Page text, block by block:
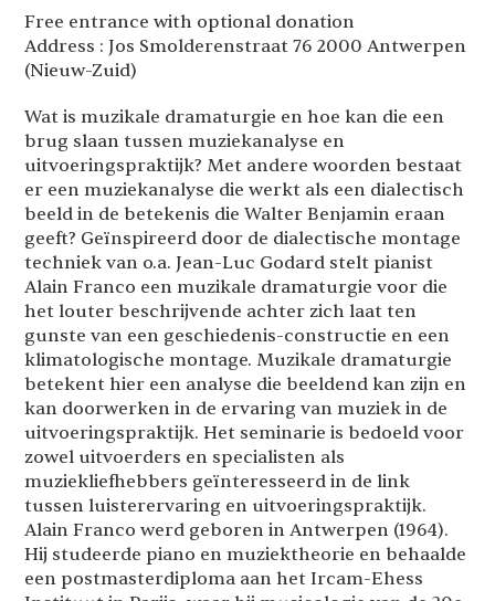
Free entrance with optional donation
Address : Jos Smolderenstraat 76 2000 Antwerpen
(Nieuw-Zuid)
Wat is muzikale dramaturgie en hoe kan die een
brug slaan tussen muziekanalyse en
uitvoeringspraktijk? Met andere woorden bestaat
er een muziekanalyse die werkt als een dialectisch
beeld in de betekenis die Walter Benjamin eraan
geeft? Geïnspireerd door de dialectische montage
techniek van o.a. Jean-Luc Godard stelt pianist
Alain Franco een muzikale dramaturgie voor die
het louter beschrijvende achter zich laat ten
gunste van een geschiedenis-constructie en een
klimatologische montage. Muzikale dramaturgie
betekent hier een analyse die beeldend kan zijn en
kan doorwerken in de ervaring van muziek in de
uitvoeringspraktijk. Het seminarie is bedoeld voor
zowel uitvoerders en specialisten als
muziekliefhebbers geïnteresseerd in de link
tussen luisterervaring en uitvoeringspraktijk.
Alain Franco werd geboren in Antwerpen (1964).
Hij studeerde piano en muziektheorie en behaalde
een postmasterdiploma aan het Ircam-Ehess